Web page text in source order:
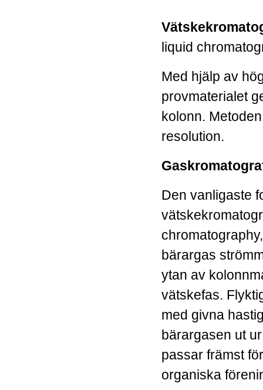
liquid
Med hjälp av
provmaterialet
kolonn.
resolution.
Den vanligaste
bärargas
ytan av
vätskefas.
med givna
bärargasen ut
passar främst
organiska